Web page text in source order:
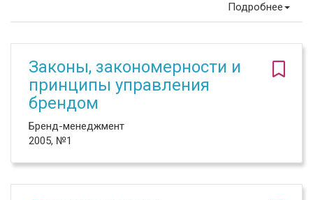
Подробнее
Законы, закономерности и
принципы управления
брендом
Бренд-менеджмент
2005, №1